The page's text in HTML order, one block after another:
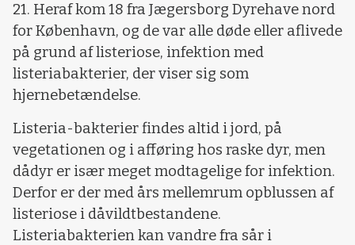
21. Heraf kom 18 fra Jægersborg Dyrehave nord
for København, og de var alle døde eller aflivede
på grund af listeriose, infektion med
listeriabakterier, der viser sig som
hjernebetændelse.
Listeria-bakterier findes altid i jord, på
vegetationen og i afføring hos raske dyr, men
dådyr er især meget modtagelige for infektion.
Derfor er der med års mellemrum opblussen af
listeriose i dåvildtbestandene.
Listeriabakterien kan vandre fra sår i